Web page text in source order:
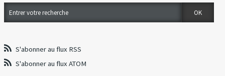
S'abonner au flux RSS
S'abonner au flux ATOM